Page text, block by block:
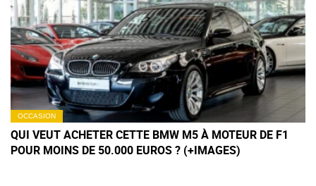
OCCASION
QUI VEUT ACHETER CETTE BMW M5 À MOTEUR DE F1
POUR MOINS DE 50.000 EUROS ? (+IMAGES)